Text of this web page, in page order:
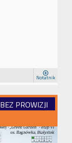
Notatnik
BEZ PROWIZJI